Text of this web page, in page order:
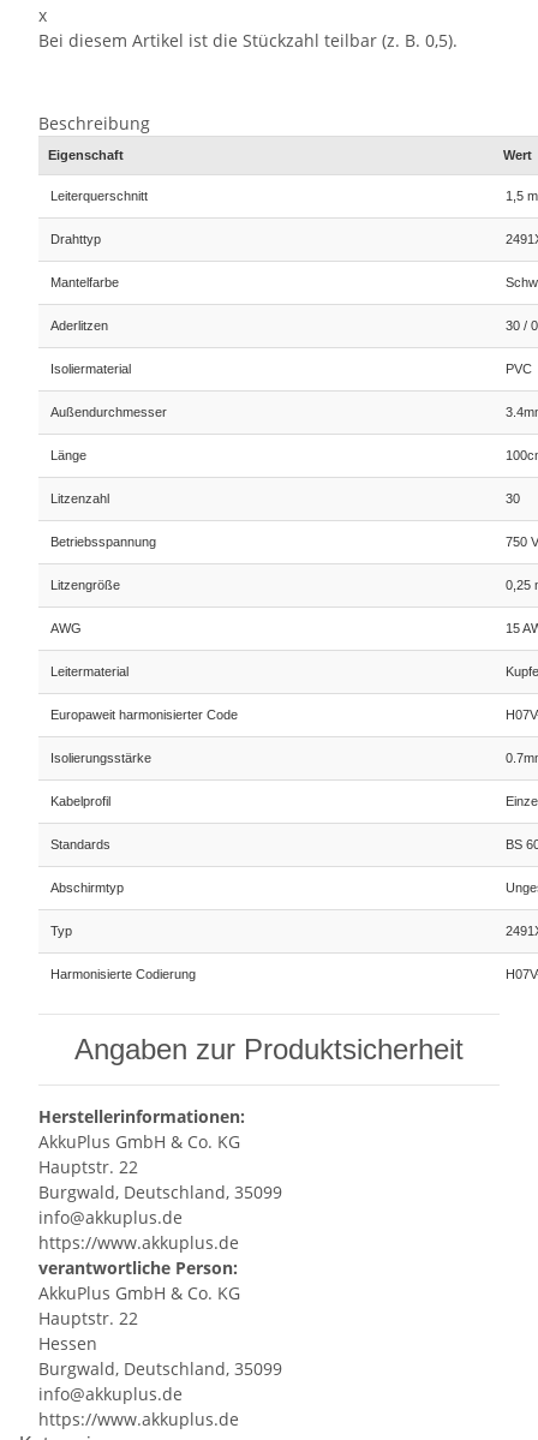
x
Bei diesem Artikel ist die Stückzahl teilbar (z. B. 0,5).
Beschreibung
Eigenschaft Wert
Leiterquerschnitt 1,5
Drahttyp
Mantelfarbe
Aderlitzen 30 /
Isoliermaterial PVC
Außendurchmesser
Länge
Litzenzahl 30
Betriebsspannung 750 V
Litzengröße 0,25
AWG 15
Leitermaterial
Europaweit harmonisierter Code
Isolierungsstärke
Kabelprofil
Standards BS
Abschirmtyp
Typ
Harmonisierte Codierung
Angaben zur Produktsicherheit
Herstellerinformationen:
AkkuPlus GmbH & Co. KG
Hauptstr. 22
Burgwald, Deutschland, 35099
info@akkuplus.de
https://www.akkuplus.de
verantwortliche Person:
AkkuPlus GmbH & Co. KG
Hauptstr. 22
Hessen
Burgwald, Deutschland, 35099
info@akkuplus.de
https://www.akkuplus.de